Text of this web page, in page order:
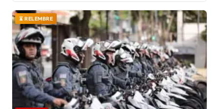
⏳ RELEMBRE